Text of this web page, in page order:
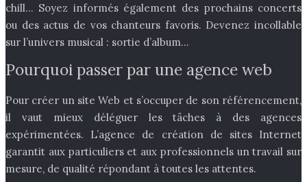
chill… Soyez informés également des prochains concerts
ou des actus de vos chanteurs favoris. Devenez incollable
sur l’univers musical : sortie d’album…
Pourquoi passer par une agence web
Pour créer un site Web et s’occuper de son référencement,
il vaut mieux déléguer les tâches à des agences
expérimentées. L’agence de création de sites Internet
garantit aux particuliers et aux professionnels un travail sur
mesure, de qualité répondant à toutes les attentes.